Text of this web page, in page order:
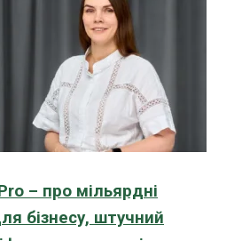
– про мільярдні
бізнесу, штучний